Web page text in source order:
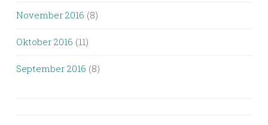
November 2016 (8)
Oktober 2016 (11)
September 2016 (8)